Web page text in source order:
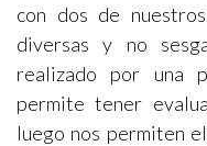
con dos de
diversas y no
realizado por una
permite tener
luego nos permiten